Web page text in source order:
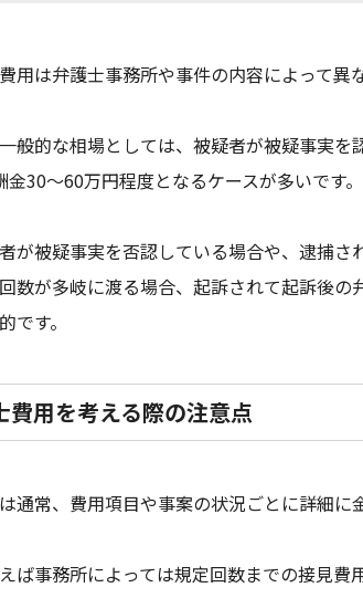
用は弁護士事務所や事件の内容によって異
般的な相場としては、被疑者が被疑事実
30～60万円程度となるケースが多いです。
が被疑事実を否認している場合や、逮捕
数が多岐に渡る場合、起訴されて起訴後
です。
費用を考える際の注意点
通常、費用項目や事案の状況ごとに詳細に
ば事務所によっては規定回数までの接見